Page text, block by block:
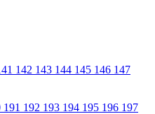
142 143 144 145 146 147
191 192 193 194 195 196 197